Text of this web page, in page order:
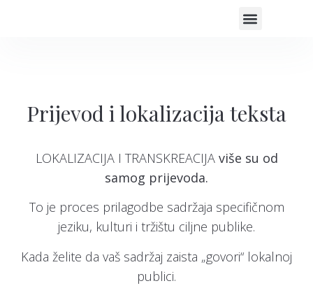
Prijevod i lokalizacija teksta
LOKALIZACIJA I TRANSKREACIJA više su od
samog prijevoda.
To je proces prilagodbe sadržaja specifičnom
jeziku, kulturi i tržištu ciljne publike.
Kada želite da vaš sadržaj zaista „govori“ lokalnoj
publici.